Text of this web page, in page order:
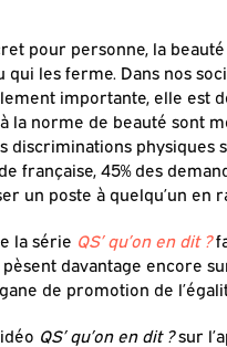
pour personne, la
qui les ferme. Dans nos
importante, elle est
la norme de beauté sont
discriminations physiques
française, 45% des
un poste à quelqu’un en
la série QS’ qu’on en dit ?
davantage encore
de promotion de
QS’ qu’on en dit ?sur